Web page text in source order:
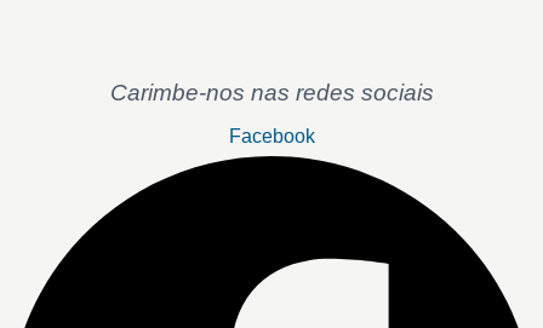
Carimbe-nos nas redes sociais
Facebook